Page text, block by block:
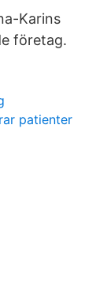
Karins
företag.
patienter